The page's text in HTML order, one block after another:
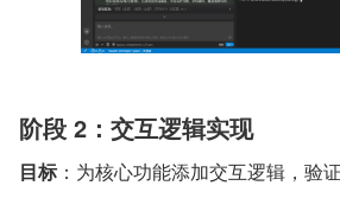
阶段 2：交互逻辑实现
目标：为核心功能添加交互逻辑，验